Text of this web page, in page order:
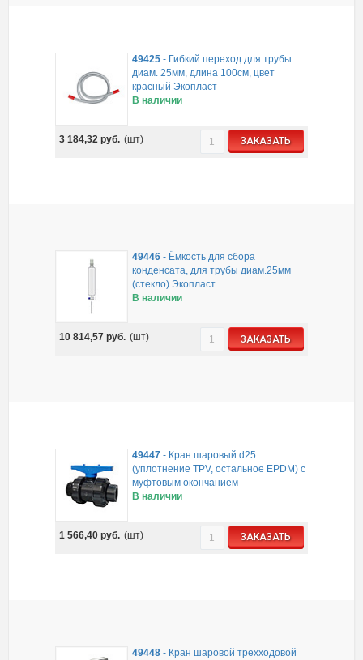
49425 - Гибкий переход для трубы
диам. 25мм, длина 100см, цвет
красный Экопласт
В наличии
3 184,32руб. (шт) ЗАКАЗАТЬ
49446 - Ёмкость для сбора
конденсата, для трубы диам.25мм
(стекло) Экопласт
В наличии
10 814,57руб. (шт) ЗАКАЗАТЬ
49447 - Кран шаровый d25
(уплотнение TPV, остальное EPDM) с
муфтовым окончанием
В наличии
1 566,40руб. (шт) ЗАКАЗАТЬ
49448 - Кран шаровой трехходовой